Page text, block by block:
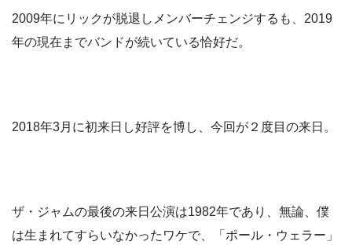
2009年にリックが脱退しメンバーチェンジするも、2019
年の現在までバンドが続いている恰好だ。
2018年3月に初来日し好評を博し、今回が２度目の来日。
ザ・ジャムの最後の来日公演は1982年であり、無論、僕
は生まれてすらいなかったワケで、「ポール・ウェラー」